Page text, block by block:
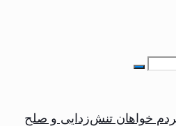
خواهان تنش‌زدایی و صلح